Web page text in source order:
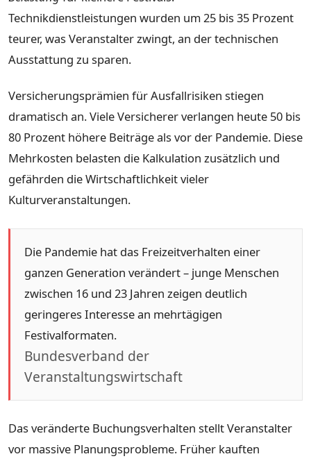
Technikdienstleistungen wurden um 25 bis 35 Prozent
teurer, was Veranstalter zwingt, an der technischen
Ausstattung zu sparen.
Versicherungsprämien für Ausfallrisiken stiegen
dramatisch an. Viele Versicherer verlangen heute 50 bis
80 Prozent höhere Beiträge als vor der Pandemie. Diese
Mehrkosten belasten die Kalkulation zusätzlich und
gefährden die Wirtschaftlichkeit vieler
Kulturveranstaltungen.
Die Pandemie hat das Freizeitverhalten einer
ganzen Generation verändert – junge Menschen
zwischen 16 und 23 Jahren zeigen deutlich
geringeres Interesse an mehrtägigen
Festivalformaten.
Bundesverband der
Veranstaltungswirtschaft
Das veränderte Buchungsverhalten stellt Veranstalter
vor massive Planungsprobleme. Früher kauften